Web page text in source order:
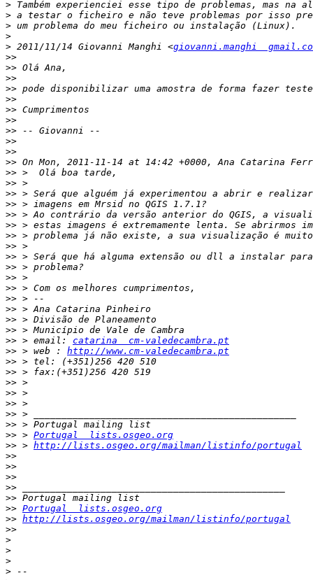
>
>
>
>
> 2011/11/14 Giovanni Manghi <giovanni.manghi
>>
>>
>>
>>
>>
>>
>>
>>
>>
>>
>>
>>
>>
>>
>>
>>
>>
>>
>>
>>
>>
>>
>>
>>
>>
>>
>>
>> > email: catarina  cm-valedecambra.pt
>> > web : http://www.cm-valedecambra.pt
>>
>>
>>
>>
>>
>>
>>
>> > Portugal  lists.osgeo.org
>> > http://lists.osgeo.org/mailman/listinfo/portugal
>>
>>
>>
>>
>>
>> Portugal  lists.osgeo.org
>> http://lists.osgeo.org/mailman/listinfo/portugal
>>
>
>
>
>